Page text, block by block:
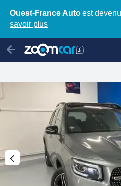
Ouest-France Auto est devenu
savoir plus